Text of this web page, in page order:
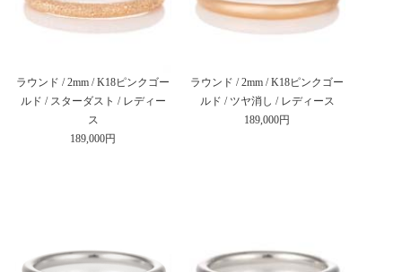
ラウンド / 2mm / K18ピンクゴー
ルド / スターダスト / レディー
ス
189,000円
ラウンド / 2mm / K18ピンクゴー
ルド / ツヤ消し / レディース
189,000円